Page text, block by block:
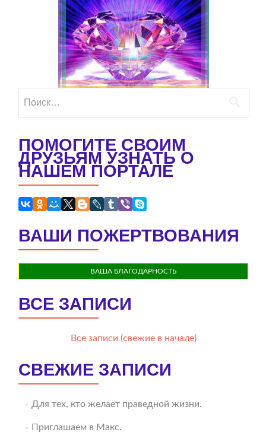
ПОМОГИТЕ СВОИМ
ДРУЗЬЯМ УЗНАТЬ О
НАШЕМ ПОРТАЛЕ
ВАШИ ПОЖЕРТВОВАНИЯ
ВАША БЛАГОДАРНОСТЬ
ВСЕ ЗАПИСИ
Все записи (свежие в начале)
СВЕЖИЕ ЗАПИСИ
Для тех, кто желает праведной жизни.
Приглашаем в Макс.